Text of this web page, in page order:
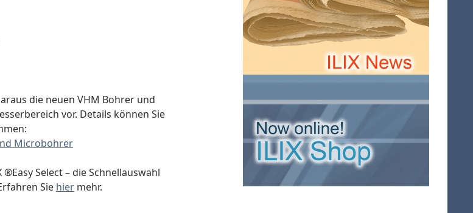
die neuen VHM Bohrer und
vor. Details können Sie
Microbohrer
®Easy Select – die Schnellauswahl
Sie hier mehr.